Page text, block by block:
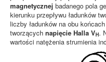
magnetycznej badanego pola
kierunku przepływu ładunków
liczby ładunków na obu
tworzących napięcie Halla VH.
wartości natężenia strumienia